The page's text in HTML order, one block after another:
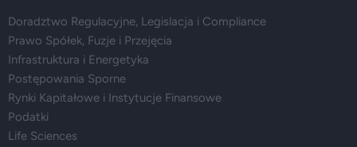
Doradztwo Regulacyjne, Legislacja i Compliance
Prawo Spółek, Fuzje i Przejęcia
Infrastruktura i Energetyka
Postępowania Sporne
Rynki Kapitałowe i Instytucje Finansowe
Podatki
Life Sciences